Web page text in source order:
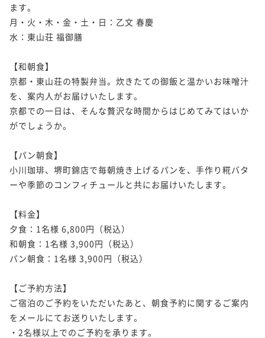
ます。
月・火・木・金・土・日：乙文 春慶
水：東山荘 福御膳
【和朝食】
京都・東山荘の特製弁当。炊きたての御飯と温かいお味噌汁
を、案内人がお届けいたします。
京都での一日は、そんな贅沢な時間からはじめてみてはいか
がでしょうか。
【パン朝食】
小川珈琲、堺町錦店で毎朝焼き上げるパンを、手作り糀バタ
ーや季節のコンフィチュールと共にお届けいたします。
【料金】
夕食：1名様 6,800円（税込）
和朝食：1名様 3,900円（税込）
パン朝食：1名様 3,900円（税込）
【ご予約方法】
ご宿泊のご予約をいただいたあと、朝食予約に関するご案内
をメールにてお送りいたします。
・2名様以上でのご予約を承ります。